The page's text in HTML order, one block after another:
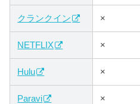
クランクイン ×
NETFLIX ×
Hulu ×
Paravi ×